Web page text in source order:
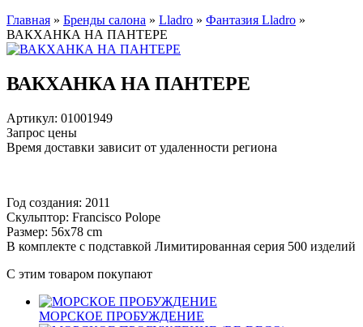
Главная » Бренды салона » Lladro » Фантазия Lladro »
ВАКХАНКА НА ПАНТЕРЕ
ВАКХАНКА НА ПАНТЕРЕ
Артикул: 01001949
Запрос цены
Время доставки зависит от удаленности региона
Год создания: 2011
Скульптор: Francisco Polope
Размер: 56x78 cm
В комплекте с подставкой Лимитированная серия 500 изделий
С этим товаром покупают
МОРСКОЕ ПРОБУЖДЕНИЕ